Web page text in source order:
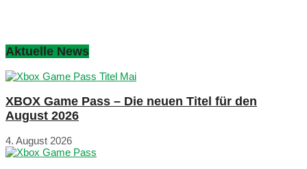
Aktuelle News
XBOX Game Pass – Die neuen Titel für den
August 2026
4. August 2026